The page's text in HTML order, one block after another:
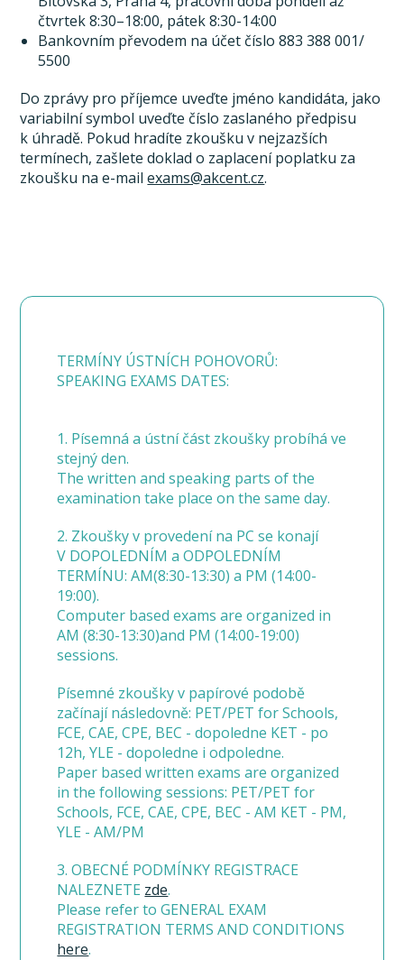
čtvrtek 8:30–18:00, pátek 8:30-14:00
Bankovním převodem na účet číslo 883 388 001/
5500
Do zprávy pro příjemce uveďte jméno kandidáta, jako
variabilní symbol uveďte číslo zaslaného předpisu
k úhradě. Pokud hradíte zkoušku v nejzazších
termínech, zašlete doklad o zaplacení poplatku za
zkoušku na e-mailexams@akcent.cz.
TERMÍNY ÚSTNÍCH POHOVORŮ:
SPEAKING EXAMS DATES:
1. Písemná a ústní část zkoušky probíhá ve
stejný den.
The written and speaking parts of the
examination take place on the same day.
2. Zkoušky v provedení na PC se konají
V DOPOLEDNÍM a ODPOLEDNÍM
TERMÍNU: AM(8:30-13:30) a PM (14:00-
19:00).
Computer based exams are organized in
AM (8:30-13:30)and PM (14:00-19:00)
sessions.
Písemné zkoušky v papírové podobě
začínají následovně: PET/PET for Schools,
FCE, CAE, CPE, BEC - dopoledne KET - po
12h, YLE - dopoledne i odpoledne.
Paper based written exams are organized
in the following sessions: PET/PET for
Schools, FCE, CAE, CPE, BEC - AM KET - PM,
YLE - AM/PM
3. OBECNÉ PODMÍNKY REGISTRACE
NALEZNETE zde.
Please refer to GENERAL EXAM
REGISTRATION TERMS AND CONDITIONS
here.